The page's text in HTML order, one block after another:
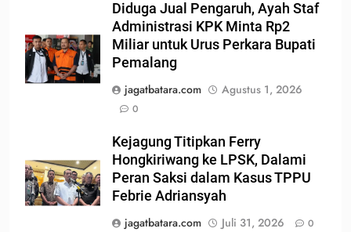
Diduga Jual Pengaruh, Ayah Staf
Administrasi KPK Minta Rp2
Miliar untuk Urus Perkara Bupati
Pemalang
jagatbatara.com
Agustus 1, 2026
0
Kejagung Titipkan Ferry
Hongkiriwang ke LPSK, Dalami
Peran Saksi dalam Kasus TPPU
Febrie Adriansyah
jagatbatara.com
Juli 31, 2026 0